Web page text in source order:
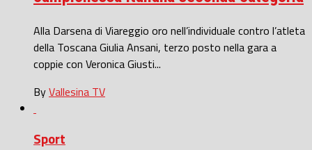
Alla Darsena di Viareggio oro nell’individuale contro l’atleta
della Toscana Giulia Ansani, terzo posto nella gara a
coppie con Veronica Giusti...
ByVallesina TV
Sport